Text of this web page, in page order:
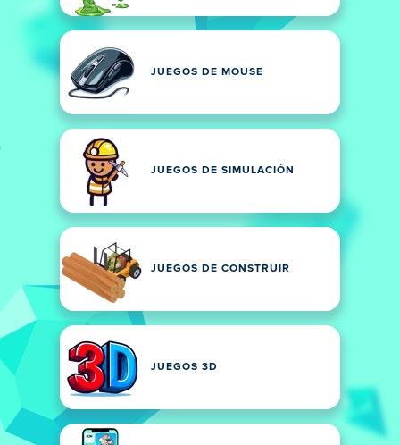
JUEGOS DE MOUSE
JUEGOS DE SIMULACIÓN
JUEGOS DE CONSTRUIR
JUEGOS 3D